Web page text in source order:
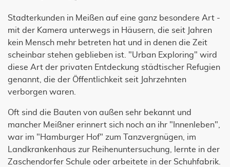
Stadterkunden in Meißen auf eine ganz besondere Art -
mit der Kamera unterwegs in Häusern, die seit Jahren
kein Mensch mehr betreten hat und in denen die Zeit
scheinbar stehen geblieben ist. "Urban Exploring" wird
diese Art der privaten Entdeckung städtischer Refugien
genannt, die der Öffentlichkeit seit Jahrzehnten
verborgen waren.
Oft sind die Bauten von außen sehr bekannt und
mancher Meißner erinnert sich noch an ihr "Innenleben",
war im "Hamburger Hof" zum Tanzvergnügen, im
Landkrankenhaus zur Reihenuntersuchung, lernte in der
Zaschendorfer Schule oder arbeitete in der Schuhfabrik.